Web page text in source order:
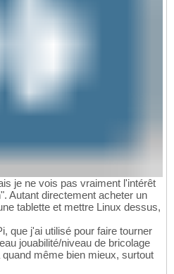
je ne vois pas vraiment l'intérêt
Autant directement acheter un
tablette et mettre Linux dessus,
que j'ai utilisé pour faire tourner
jouabilité/niveau de bricolage
même bien mieux, surtout